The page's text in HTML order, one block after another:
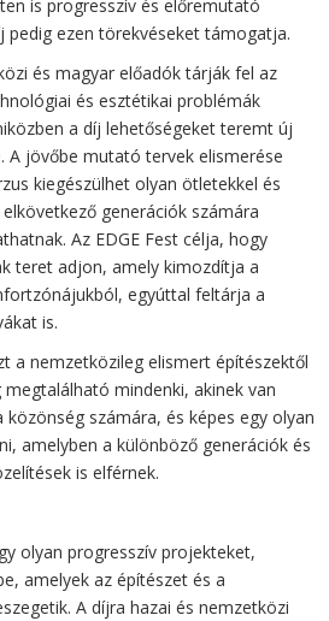
is progresszív és előremutató
pedig ezen törekvéseket támogatja.
és magyar előadók tárják fel az
és esztétikai problémák
a díj lehetőségeket teremt új
A jövőbe mutató tervek elismerése
kiegészülhet olyan ötletekkel és
generációk számára
Az EDGE Fest célja, hogy
teret adjon, amely kimozdítja a
egyúttal feltárja a
is.
a nemzetközileg elismert építészektől
mindenki, akinek van
számára, és képes egy olyan
amelyben a különböző generációk és
is elférnek.
olyan progresszív projekteket,
amelyek az építészet és a
A díjra hazai és nemzetközi